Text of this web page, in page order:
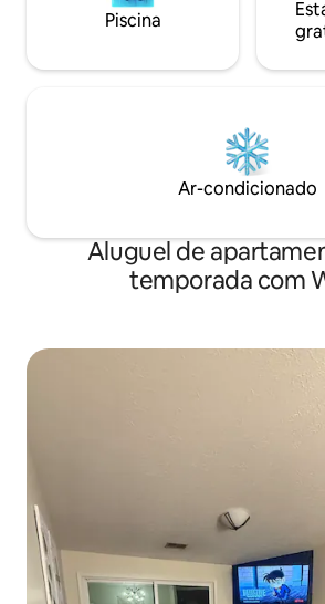
Piscina
Ar-condicionado
Aluguel de
temporada com